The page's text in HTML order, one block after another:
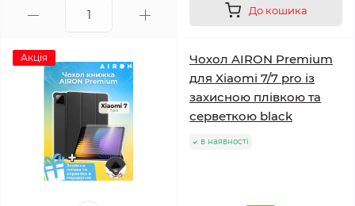
До кошика
Акція
Чохол AIRON Premium
для Xiaomi 7/7 pro із
захисною плівкою та
серветкою black
в наявності